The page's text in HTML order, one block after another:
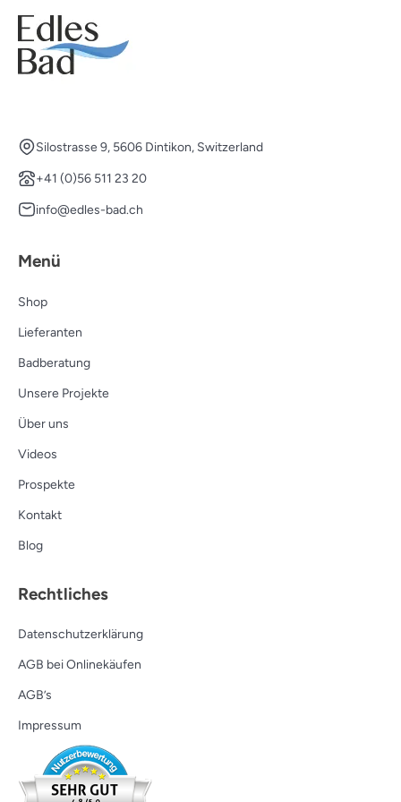
Silostrasse 9, 5606 Dintikon, Switzerland
+41 (0)56 511 23 20
info@edles-bad.ch
Menü
Shop
Lieferanten
Badberatung
Unsere Projekte
Über uns
Videos
Prospekte
Kontakt
Blog
Rechtliches
Datenschutzerklärung
AGB bei Onlinekäufen
AGB’s
Impressum